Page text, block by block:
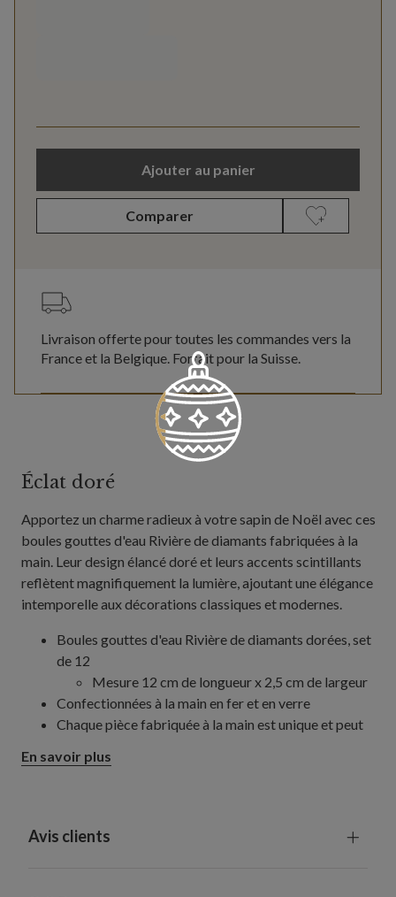
Ajouter au panier
Comparer
Livraison offerte pour toutes les commandes vers la
France et la Belgique. Forfait pour la Suisse.
Éclat doré
Apportez un charme radieux à votre sapin de Noël avec ces
boules gouttes d'eau Rivière de diamants fabriquées à la
main. Leur design élancé doré et leurs accents scintillants
reflètent magnifiquement la lumière, ajoutant une élégance
intemporelle aux décorations classiques et modernes.
Boules gouttes d'eau Rivière de diamants dorées, set
de 12
Mesure 12 cm de longueur x 2,5 cm de largeur
Confectionnées à la main en fer et en verre
Chaque pièce fabriquée à la main est unique et peut
Utilisation en intérieur exclusivement
En savoir plus
Avis clients